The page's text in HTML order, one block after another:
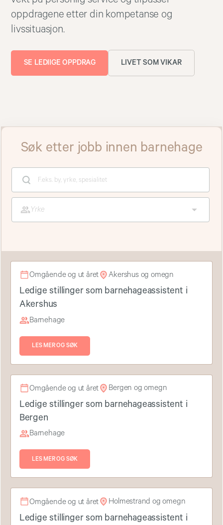
oppdragene etter din kompetanse og
livssituasjon.
SE LEDIIGE OPPDRAG LIVET SOM VIKAR
Søk etter jobb innen barnehage
Yrke
Omgående og ut året Akershus og omegn
Ledige stillinger som barnehageassistent i
Akershus
Barnehage
LES MER OG SØK
Omgående og ut året Bergen og omegn
Ledige stillinger som barnehageassistent i
Bergen
Barnehage
LES MER OG SØK
Omgående og ut året Holmestrand og omegn
Ledige stillinger som barnehageassistent i